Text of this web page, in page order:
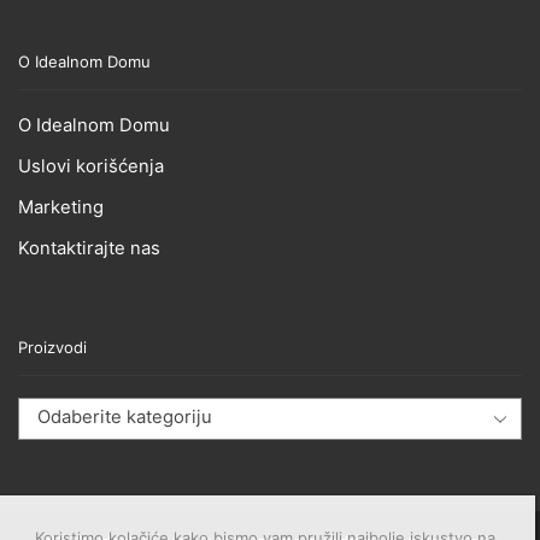
O Idealnom Domu
O Idealnom Domu
Uslovi korišćenja
Marketing
Kontaktirajte nas
Proizvodi
Odaberite kategoriju